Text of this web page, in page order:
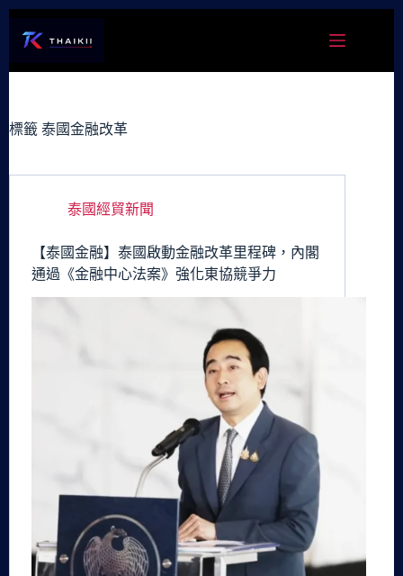
容
標籤 泰國金融改革
泰國經貿新聞
【泰國金融】泰國啟動金融改革里程碑，內閣
通過《金融中心法案》強化東協競爭力